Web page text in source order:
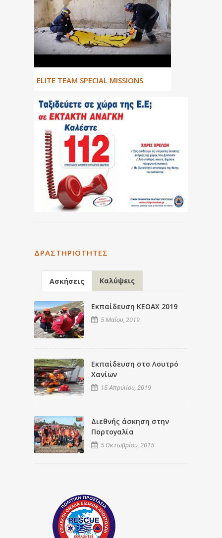
ΕLITE TEAM SPECIAL MISSIONS
ΔΡΑΣΤΗΡΙΌΤΗΤΕΣ
Ασκήσεις Καλύψεις
Εκπαίδευση ΚΕΟΑΧ 2019
5 Μαΐου, 2019
Εκπαίδευση στο Λουτρό
Χανίων
15 Απριλίου, 2019
Διεθνής άσκηση στην
Πορτογαλία
5 Οκτωβρίου, 2015